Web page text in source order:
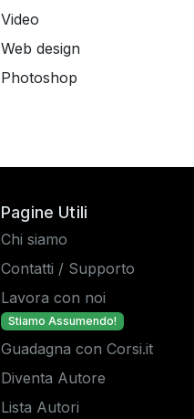
Video
Web design
Photoshop
Pagine Utili
Chi siamo
Contatti / Supporto
Lavora con noi
Stiamo Assumendo!
Guadagna con Corsi.it
Diventa Autore
Lista Autori